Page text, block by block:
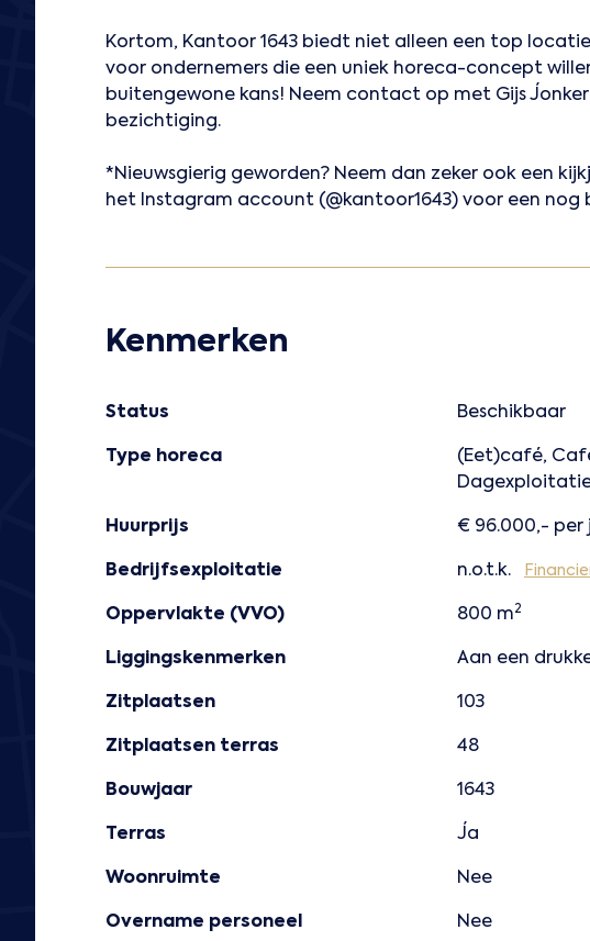
Kortom, Kantoor 1643 biedt niet alleen een top
voor ondernemers die een uniek horeca-concept
buitengewone kans! Neem contact op met Gijs
bezichtiging.
*Nieuwsgierig geworden? Neem dan zeker ook een
het Instagram account (@kantoor1643) voor een
Kenmerken
Status Beschikbaar
Type horeca
(Eet)café,
Huurprijs € 96.000,- per
Bedrijfsexploitatie n.o.t.k.
Oppervlakte (VVO) 800 m2
Liggingskenmerken Aan een
Zitplaatsen 103
Zitplaatsen terras 48
Bouwjaar 1643
Terras Ja
Woonruimte Nee
Overname personeel Nee